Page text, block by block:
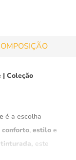
| Coleção
é a escolha
conforto, estilo e
este